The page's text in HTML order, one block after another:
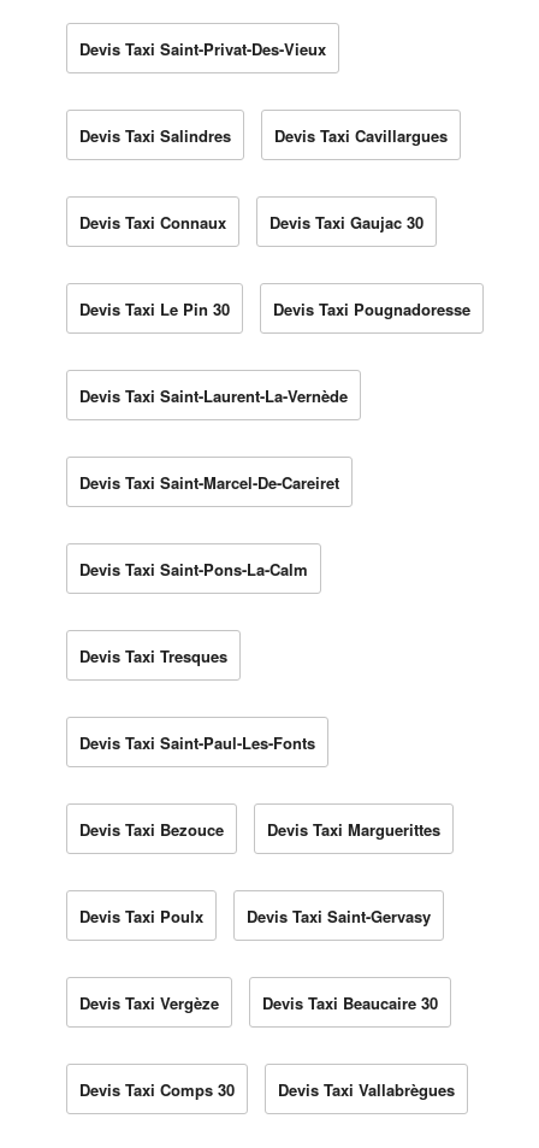
Devis Taxi Saint-Privat-Des-Vieux
Devis Taxi Salindres Devis Taxi Cavillargues
Devis Taxi Connaux Devis Taxi Gaujac 30
Devis Taxi Le Pin 30 Devis Taxi Pougnadoresse
Devis Taxi Saint-Laurent-La-Vernède
Devis Taxi Saint-Marcel-De-Careiret
Devis Taxi Saint-Pons-La-Calm
Devis Taxi Tresques
Devis Taxi Saint-Paul-Les-Fonts
Devis Taxi Bezouce Devis Taxi Marguerittes
Devis Taxi Poulx Devis Taxi Saint-Gervasy
Devis Taxi Vergèze Devis Taxi Beaucaire 30
Devis Taxi Comps 30 Devis Taxi Vallabrègues